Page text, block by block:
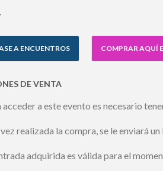
A ENCUENTROS COMPRAR AQUÍ
DE VENTA
acceder a este evento es necesario
realizada la compra, se le enviará
adquirida es válida para el